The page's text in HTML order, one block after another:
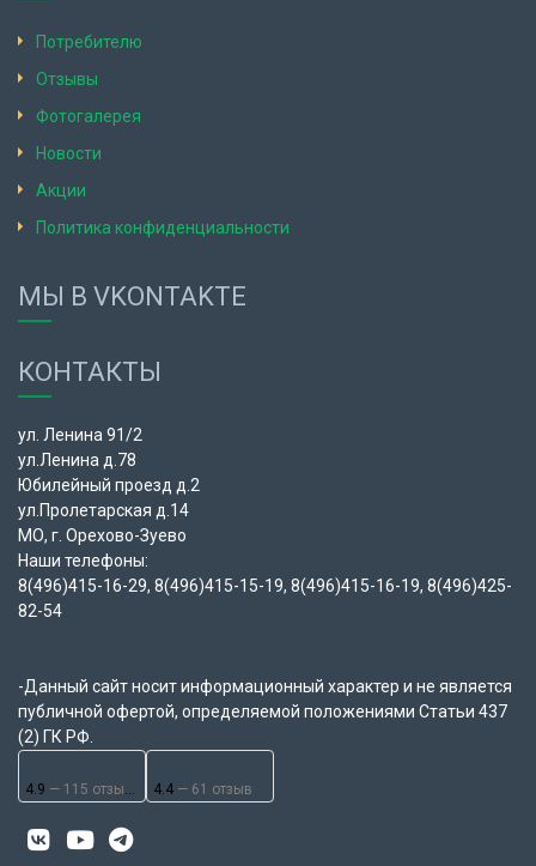
Потребителю
Отзывы
Фотогалерея
Новости
Акции
Политика конфиденциальности
МЫ В VKONTAKTE
КОНТАКТЫ
ул. Ленина 91/2
ул.Ленина д.78
Юбилейный проезд д.2
ул.Пролетарская д.14
МО, г. Орехово-Зуево
Наши телефоны:
8(496)415-16-29, 8(496)415-15-19, 8(496)415-16-19, 8(496)425-
82-54
-Данный сайт носит информационный характер и не является
публичной офертой, определяемой положениями Статьи 437
(2) ГК РФ.
4.9 — 115 отзывов 4.4 — 61 отзыв